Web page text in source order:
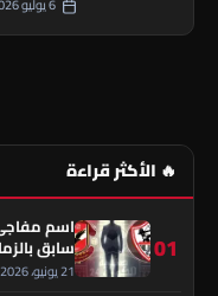
🔥 الأكثر قراءة
01
اسم
سابق
21 يونيو، 2026